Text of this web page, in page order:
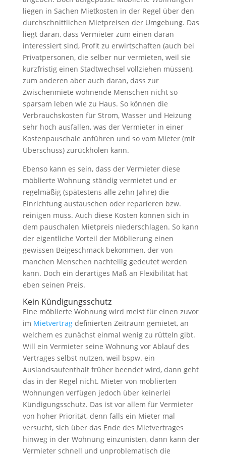
liegen in Sachen Mietkosten in der Regel über den
durchschnittlichen Mietpreisen der Umgebung. Das
liegt daran, dass Vermieter zum einen daran
interessiert sind, Profit zu erwirtschaften (auch bei
Privatpersonen, die selber nur vermieten, weil sie
kurzfristig einen Stadtwechsel vollziehen müssen),
zum anderen aber auch daran, dass zur
Zwischenmiete wohnende Menschen nicht so
sparsam leben wie zu Haus. So können die
Verbrauchskosten für Strom, Wasser und Heizung
sehr hoch ausfallen, was der Vermieter in einer
Kostenpauschale anführen und so vom Mieter (mit
Überschuss) zurückholen kann.
Ebenso kann es sein, dass der Vermieter diese
möblierte Wohnung ständig vermietet und er
regelmäßig (spätestens alle zehn Jahre) die
Einrichtung austauschen oder reparieren bzw.
reinigen muss. Auch diese Kosten können sich in
dem pauschalen Mietpreis niederschlagen. So kann
der eigentliche Vorteil der Möblierung einen
gewissen Beigeschmack bekommen, der von
manchen Menschen nachteilig gedeutet werden
kann. Doch ein derartiges Maß an Flexibilität hat
eben seinen Preis.
Kein Kündigungsschutz
Eine möblierte Wohnung wird meist für einen zuvor
im Mietvertragdefinierten Zeitraum gemietet, an
welchem es zunächst einmal wenig zu rütteln gibt.
Will ein Vermieter seine Wohnung vor Ablauf des
Vertrages selbst nutzen, weil bspw. ein
Auslandsaufenthalt früher beendet wird, dann geht
das in der Regel nicht. Mieter von möblierten
Wohnungen verfügen jedoch über keinerlei
Kündigungsschutz. Das ist vor allem für Vermieter
von hoher Priorität, denn falls ein Mieter mal
versucht, sich über das Ende des Mietvertrages
hinweg in der Wohnung einzunisten, dann kann der
Vermieter schnell und unproblematisch die